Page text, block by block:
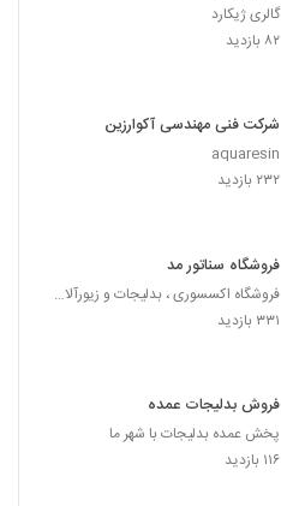
گالری ژیکارد
۸۲ بازدید
شرکت فنی مهندسی آکوارزین
aquaresin
۲۳۲ بازدید
فروشگاه سناتور مد
فروشگاه اکسسوری ، بدلیجات و زیورآلات سناتور مد
۳۳۱ بازدید
فروش بدلیجات عمده
پخش عمده بدلیجات با شهر ما
۱۱۶ بازدید